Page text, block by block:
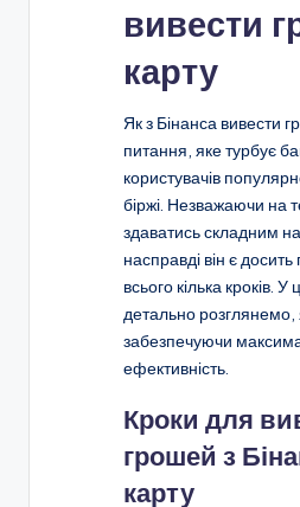
вивести
карту
Як з Бінанса вивести
питання, яке турбує
користувачів
біржі. Незважаючи на
здаватись складним
насправді він є
всього кілька кроків. У
детально розглянемо,
забезпечуючи
ефективність.
Кроки для
грошей з
карту